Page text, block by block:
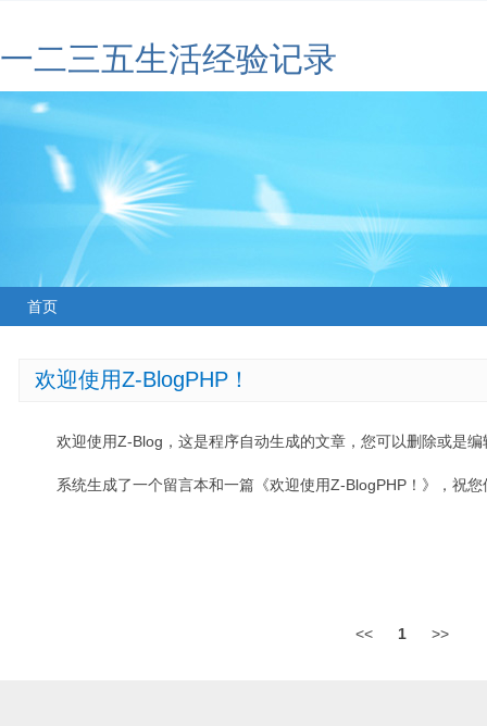
一二三五生活经验记录
首页
欢迎使用Z-BlogPHP！
欢迎使用Z-Blog，这是程序自动生成的文章，您可以删除或是编
系统生成了一个留言本和一篇《欢迎使用Z-BlogPHP！》，祝
<< 1 >>